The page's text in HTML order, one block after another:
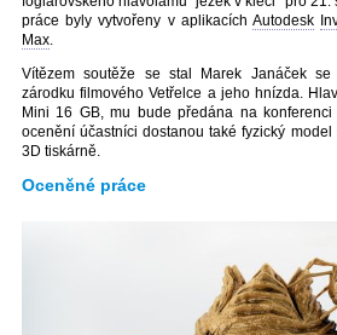
práce byly vytvořeny v aplikacíchAutodesk
Max.
Vítězem soutěže se stal Marek Janáček
zárodku filmového Vetřelce a jeho hnízda.
Mini 16 GB, mu bude předána na
ocenění účastníci dostanou také fyzický
3D tiskárně.
Oceněné práce